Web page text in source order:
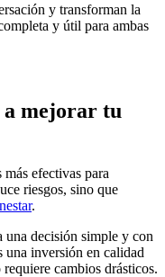
y transforman la
y útil para ambas
a mejorar tu
efectivas para
riesgos, sino que
.
una decisión simple y con
inversión en calidad
cambios drásticos.